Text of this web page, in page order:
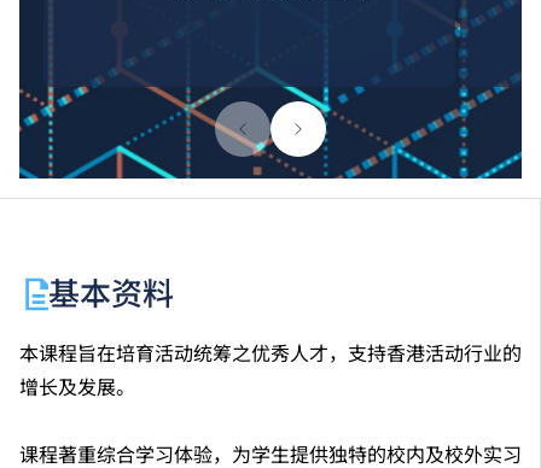
基本资料
本课程旨在培育活动统筹之优秀人才，支持香港活动行业的
增长及发展。
课程著重综合学习体验，为学生提供独特的校内及校外实习